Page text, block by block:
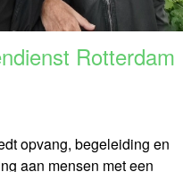
Rotterdam
opvang, begeleiding en
aan mensen met een